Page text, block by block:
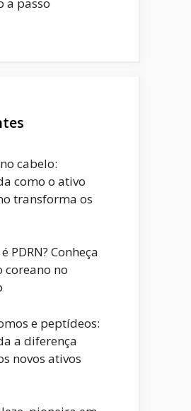
cabelo:
como o ativo
transforma os
PDRN? Conheça
coreano no
e peptídeos:
a diferença
novos ativos